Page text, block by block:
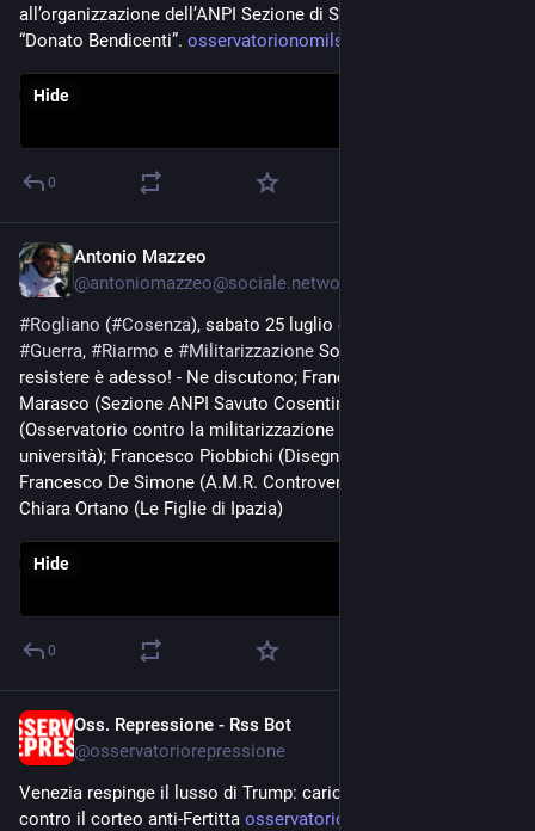
all’organizzazione dell’ANPI Sezione di Savuto Cosentino
“Donato Bendicenti”. osservatorionomilscuola.com/20
Hide
0
Antonio Mazzeo
@antoniomazzeo@sociale.network
#Rogliano (#Cosenza
#Guerra, #Riarmo e #Militarizzazione Sociale. Il momento di
resistere è adesso! - Ne discutono; Franco Adamo e Alessia
Marasco (Sezione ANPI Savuto Cosentino); Antonio Mazzeo
(Osservatorio contro la militarizzazione delle scuole e delle
università); Francesco Piobbichi (Disegnatore sociale);
Francesco De Simone (A.M.R. Controvento); Mimma Sprizzi,
Chiara Ortano (Le Figlie di Ipazia)
Hide
0
Oss. Repressione - Rss Bot
@osservatoriorepressione
Venezia respinge il lusso di Trump: cariche della polizia
contro il corteo anti-Fertitta osservatoriorepressione.info/v